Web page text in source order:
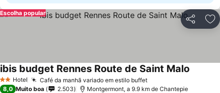
Partilhar
Escolha popular
2 Estrelas
Hotel Café da manhã variado em estilo buffet
ibis budget Rennes Route de Saint Malo
8,0 Muito boa 2.503 Montgermont, a 9.9 km de Chantepie